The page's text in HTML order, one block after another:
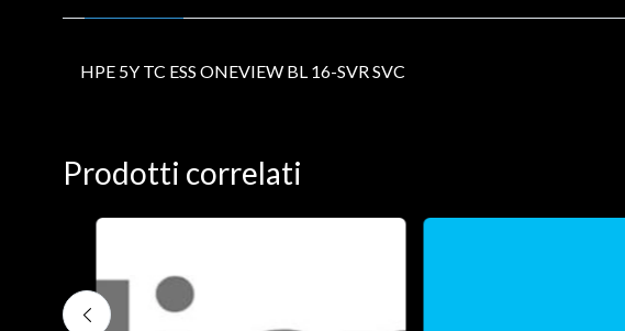
HPE 5Y TC ESS ONEVIEW BL 16-SVR SVC
Prodotti correlati